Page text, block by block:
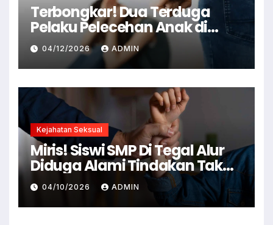
Terbongkar! Dua Terduga
Pelaku Pelecehan Anak di
Cianjur Ditangkap Polisi
04/12/2026 ADMIN
Kejahatan Seksual
Miris! Siswi SMP Di Tegal Alur
Diduga Alami Tindakan Tak
Senonoh Di Sekolah
04/10/2026 ADMIN